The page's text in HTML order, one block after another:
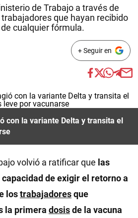
de Trabajo a través de
que hayan recibido
cualquier fórmula.
+ Seguir en
con la variante Delta y transita el
volvió a ratificar que las
de exigir el retorno a
lostrabajadoresque
la primera dosisde la vacuna